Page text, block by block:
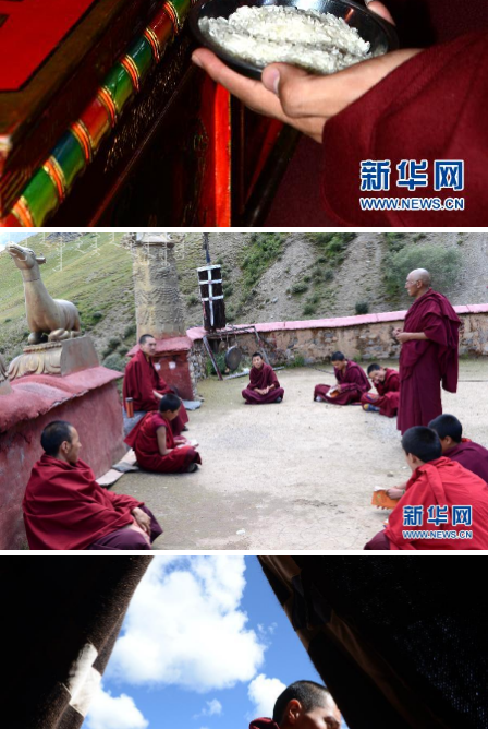






















































 